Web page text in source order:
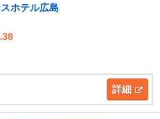
ホテル広島
詳細